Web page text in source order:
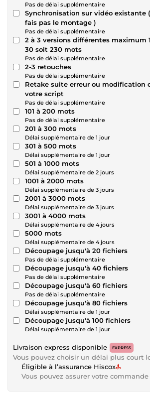
Pas de délai supplémentaire
Synchronisation sur vidéo existante
fais pas le montage )
Pas de délai supplémentaire
2 à 3 versions différentes maximum
30 soit 230 mots
Pas de délai supplémentaire
2-3 retouches
Pas de délai supplémentaire
Retake suite erreur ou modification
votre script
Pas de délai supplémentaire
101 à 200 mots
Pas de délai supplémentaire
201 à 300 mots
Délai supplémentaire de 1 jour
301 à 500 mots
Délai supplémentaire de 1 jour
501 à 1000 mots
Délai supplémentaire de 2 jours
1001 à 2000 mots
Délai supplémentaire de 3 jours
2001 à 3000 mots
Délai supplémentaire de 3 jours
3001 à 4000 mots
Délai supplémentaire de 4 jours
5000 mots
Délai supplémentaire de 4 jours
Découpage jusqu'à 20 fichiers
Pas de délai supplémentaire
Découpage jusqu'à 40 fichiers
Pas de délai supplémentaire
Découpage jusqu'à 60 fichiers
Pas de délai supplémentaire
Découpage jusqu'à 80 fichiers
Délai supplémentaire de 1 jour
Découpage jusqu'à 100 fichiers
Délai supplémentaire de 1 jour
Livraison express disponible EXPRESS
Vous pouvez choisir un délai plus court
Éligible à l’assurance Hiscox
Vous pouvez assurer votre